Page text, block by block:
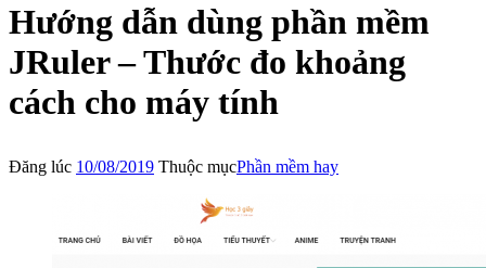
Hướng dẫn dùng phần mềm
JRuler – Thước đo khoảng
cách cho máy tính
Đăng lúc 10/08/2019 Thuộc mụcPhần mềm hay